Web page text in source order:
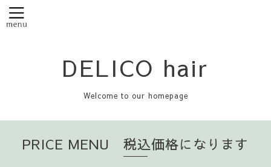
DELICO hair
Welcome to our homepage
PRICE MENU 税込価格になります